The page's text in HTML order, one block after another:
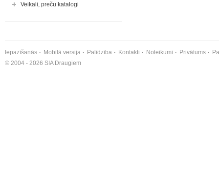
Veikali, preču katalogi
Iepazīšanās Mobilā versija Palīdzība Kontakti Noteikumi Privātums
© 2004 - 2026 SIA Draugiem